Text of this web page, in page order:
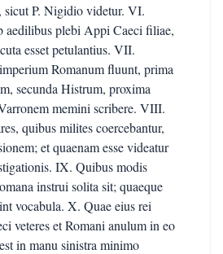
sicut P. Nigidio videtur. VI.
aedilibus plebi Appi Caeci filiae,
esset petulantius. VII.
Romanum fluunt, prima
secunda Histrum, proxima
memini scribere. VIII.
quibus milites coercebantur,
et quaenam esse videatur
IX. Quibus modis
instrui solita sit; quaeque
vocabula. X. Quae eius rei
veteres et Romani anulum in eo
in manu sinistra minimo